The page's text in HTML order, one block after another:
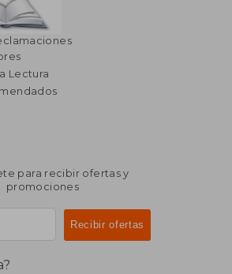
Lectura
para recibir ofertas y
promociones